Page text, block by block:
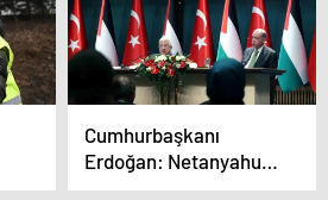
Cumhurbaşkanı
Erdoğan: Netanyahu
ve yönetimi Filistin